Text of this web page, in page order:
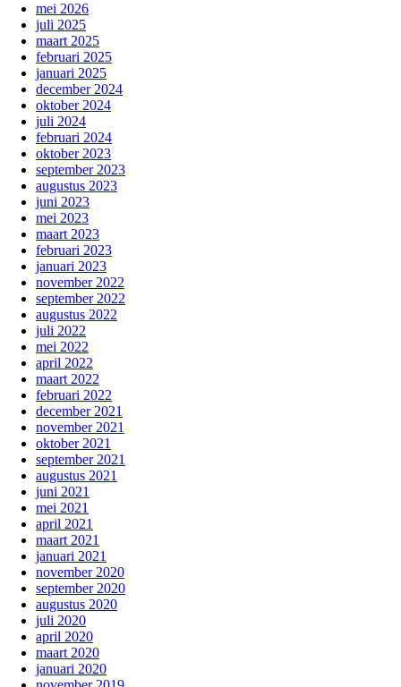
mei 2026
juli 2025
maart 2025
februari 2025
januari 2025
december 2024
oktober 2024
juli 2024
februari 2024
oktober 2023
september 2023
augustus 2023
juni 2023
mei 2023
maart 2023
februari 2023
januari 2023
november 2022
september 2022
augustus 2022
juli 2022
mei 2022
april 2022
maart 2022
februari 2022
december 2021
november 2021
oktober 2021
september 2021
augustus 2021
juni 2021
mei 2021
april 2021
maart 2021
januari 2021
november 2020
september 2020
augustus 2020
juli 2020
april 2020
maart 2020
januari 2020